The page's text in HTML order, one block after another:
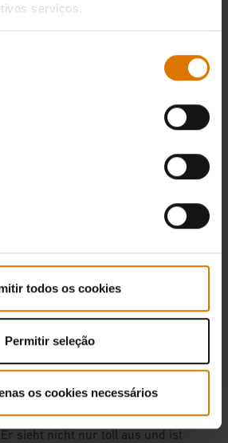
serviços.
todos os cookies
Permitir seleção
os cookies necessários